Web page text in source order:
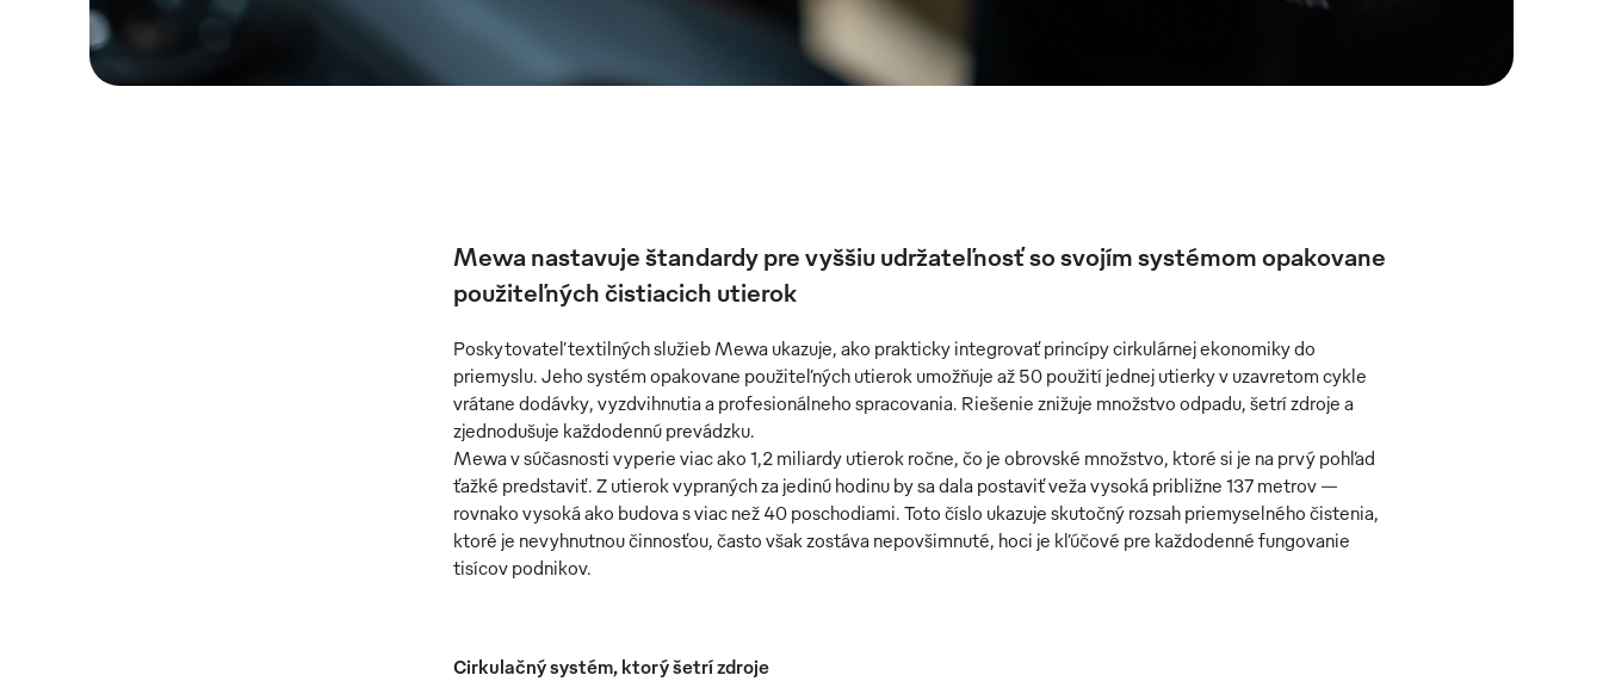
Mewa nastavuje štandardy pre vyššiu udržateľnosť so svojím systémom opakovane
použiteľných čistiacich utierok
Poskytovateľ textilných služieb Mewa ukazuje, ako prakticky integrovať princípy cirkulárnej ekonomiky do
priemyslu. Jeho systém opakovane použiteľných utierok umožňuje až 50 použití jednej utierky v uzavretom cykle
vrátane dodávky, vyzdvihnutia a profesionálneho spracovania. Riešenie znižuje množstvo odpadu, šetrí zdroje a
zjednodušuje každodennú prevádzku.
Mewa v súčasnosti vyperie viac ako 1,2 miliardy utierok ročne, čo je obrovské množstvo, ktoré si je na prvý pohľad
ťažké predstaviť. Z utierok vypraných za jedinú hodinu by sa dala postaviť veža vysoká približne 137 metrov —
rovnako vysoká ako budova s viac než 40 poschodiami. Toto číslo ukazuje skutočný rozsah priemyselného čistenia,
ktoré je nevyhnutnou činnosťou, často však zostáva nepovšimnuté, hoci je kľúčové pre každodenné fungovanie
tisícov podnikov.
Cirkulačný systém, ktorý šetrí zdroje